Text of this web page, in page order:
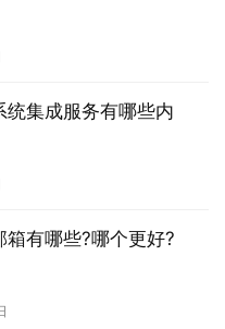
统集成服务有哪些内
箱有哪些?哪个更好?